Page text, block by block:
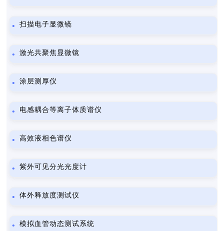
扫描电子显微镜
激光共聚焦显微镜
涂层测厚仪
电感耦合等离子体质谱仪
高效液相色谱仪
紫外可见分光光度计
体外释放度测试仪
模拟血管动态测试系统